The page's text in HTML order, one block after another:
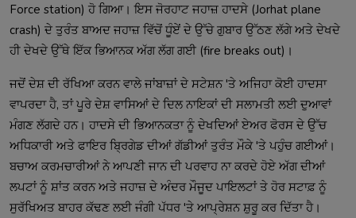
Force station) ਹੋ ਗਿਆ। ਇਸ ਜੋਰਹਾਟ ਜਹਾਜ਼ ਹਾਦਸੇ (Jorhat plane
crash) ਦੇ ਤੁਰੰਤ ਬਾਅਦ ਜਹਾਜ਼ ਵਿੱਚੋਂ ਧੂੰਏਂ ਦੇ ਉੱਚੇ ਗੁਬਾਰ ਉੱਠਣ ਲੱਗੇ ਅਤੇ ਦੇਖਦੇ
ਹੀ ਦੇਖਦੇ ਉੱਥੇ ਇੱਕ ਭਿਆਨਕ ਅੱਗ ਲੱਗ ਗਈ (fire breaks out)।
ਜਦੋਂ ਦੇਸ਼ ਦੀ ਰੱਖਿਆ ਕਰਨ ਵਾਲੇ ਜਾਂਬਾਜ਼ਾਂ ਦੇ ਸਟੇਸ਼ਨ 'ਤੇ ਅਜਿਹਾ ਕੋਈ ਹਾਦਸਾ
ਵਾਪਰਦਾ ਹੈ, ਤਾਂ ਪੂਰੇ ਦੇਸ਼ ਵਾਸਿਆਂ ਦੇ ਦਿਲ ਨਾਇਕਾਂ ਦੀ ਸਲਾਮਤੀ ਲਈ ਦੁਆਵਾਂ
ਮੰਗਣ ਲੱਗਦੇ ਹਨ। ਹਾਦਸੇ ਦੀ ਭਿਆਨਕਤਾ ਨੂੰ ਦੇਖਦਿਆਂ ਏਅਰ ਫੋਰਸ ਦੇ ਉੱਚ
ਅਧਿਕਾਰੀ ਅਤੇ ਫਾਇਰ ਬ੍ਰਿਗੇਡ ਦੀਆਂ ਗੱਡੀਆਂ ਤੁਰੰਤ ਮੌਕੇ 'ਤੇ ਪਹੁੰਚ ਗਈਆਂ।
ਬਚਾਅ ਕਰਮਚਾਰੀਆਂ ਨੇ ਆਪਣੀ ਜਾਨ ਦੀ ਪਰਵਾਹ ਨਾ ਕਰਦੇ ਹੋਏ ਅੱਗ ਦੀਆਂ
ਲਪਟਾਂ ਨੂੰ ਸ਼ਾਂਤ ਕਰਨ ਅਤੇ ਜਹਾਜ਼ ਦੇ ਅੰਦਰ ਮੌਜੂਦ ਪਾਇਲਟਾਂ ਤੇ ਹੋਰ ਸਟਾਫ਼ ਨੂੰ
ਸੁਰੱਖਿਅਤ ਬਾਹਰ ਕੱਢਣ ਲਈ ਜੰਗੀ ਪੱਧਰ 'ਤੇ ਆਪ੍ਰੇਸ਼ਨ ਸ਼ੁਰੂ ਕਰ ਦਿੱਤਾ ਹੈ।